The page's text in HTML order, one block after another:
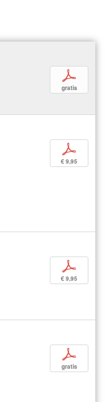
p
gratis
p
€ 9,95
p
€ 9,95
p
gratis